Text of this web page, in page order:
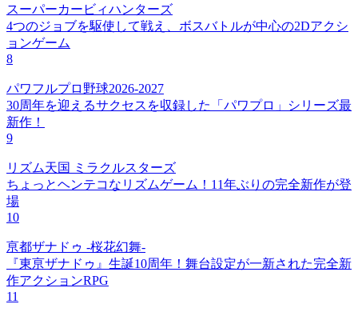
スーパーカービィハンターズ
4つのジョブを駆使して戦え、ボスバトルが中心の2Dアクシ
ョンゲーム
8
パワフルプロ野球2026-2027
30周年を迎えるサクセスを収録した「パワプロ」シリーズ最
新作！
9
リズム天国 ミラクルスターズ
ちょっとヘンテコなリズムゲーム！11年ぶりの完全新作が登
場
10
亰都ザナドゥ -桜花幻舞-
『東亰ザナドゥ』生誕10周年！舞台設定が一新された完全新
作アクションRPG
11